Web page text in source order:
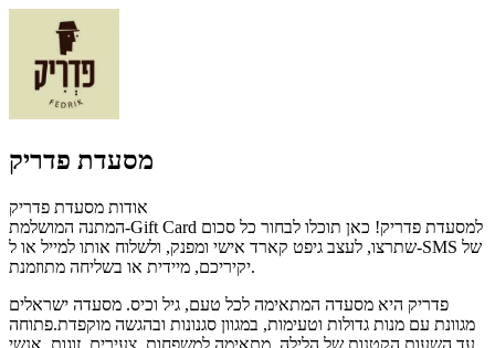
מסעדת פדריק
אודות מסעדת פדריק
המתנה המושלמת-Gift Card למסעדת פדריק! כאן תוכלו לבחור כל סכום
שתרצו, לעצב גיפט קארד אישי ומפנק, ולשלוח אותו למייל או ל-SMS של
יקיריכם, מיידית או בשליחה מתוזמנת.
פדריק היא מסעדה המתאימה לכל טעם, גיל וכיס. מסעדה ישראלים
מגוונת עם מנות גדולות וטעימות, במגוון סגנונות ובהגשה מוקפדת.פתוחה
עד השעות הקטנות של הלילה. מתאימה למשפחות, צעירים, זוגות, אנשי